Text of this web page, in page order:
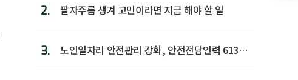
2. 팔자주름 생겨 고민이라면 지금 해야 할 일
3.
노인일자리 안전관리 강화, 안전전담인력 613명